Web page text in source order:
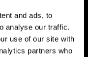
and ads, to
analyse our traffic.
use of our site with
partners who